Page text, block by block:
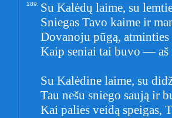
189. Su Kalėdų laime, su
Sniegas Tavo kaime ir
Dovanoju pūgą,
Kaip seniai tai buvo — aš
Su Kalėdine laime, su
Tau nešu sniego saują ir
Kai palies veidą speigas,